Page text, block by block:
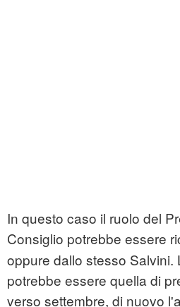
In questo caso il ruolo del
Consiglio potrebbe essere
oppure dallo stesso Salvini.
potrebbe essere quella di
verso settembre, di nuovo